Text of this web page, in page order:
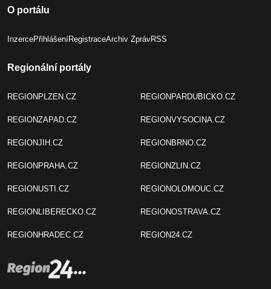
O portálu
InzercePřihlášeníRegistraceArchiv ZprávRSS
Regionální portály
REGIONPLZEN.CZ
REGIONZAPAD.CZ
REGIONJIH.CZ
REGIONPRAHA.CZ
REGIONUSTI.CZ
REGIONLIBERECKO.CZ
REGIONHRADEC.CZ
REGIONPARDUBICKO.CZ
REGIONVYSOCINA.CZ
REGIONBRNO.CZ
REGIONZLIN.CZ
REGIONOLOMOUC.CZ
REGIONOSTRAVA.CZ
REGION24.CZ